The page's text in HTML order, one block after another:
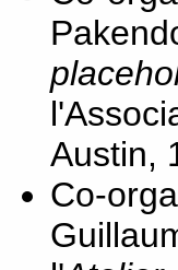
Austin,
Co-